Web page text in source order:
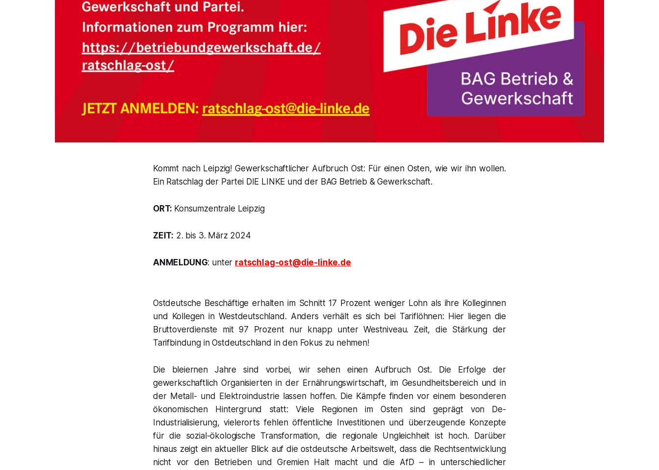
Kommt nach Leipzig! Gewerkschaftlicher Aufbruch Ost: Für einen Osten, wie wir ihn wollen.
Ein Ratschlag der Partei DIE LINKE und der BAG Betrieb & Gewerkschaft.
ORT: Konsumzentrale Leipzig
ZEIT: 2. bis 3. März 2024
ANMELDUNG: unter ratschlag-ost@die-linke.de
Ostdeutsche Beschäftige erhalten im Schnitt 17 Prozent weniger Lohn als ihre Kolleginnen
und Kollegen in Westdeutschland. Anders verhält es sich bei Tariflöhnen: Hier liegen die
Bruttoverdienste mit 97 Prozent nur knapp unter Westniveau. Zeit, die Stärkung der
Tarifbindung in Ostdeutschland in den Fokus zu nehmen!
Die bleiernen Jahre sind vorbei, wir sehen einen Aufbruch Ost. Die Erfolge der
gewerkschaftlich Organisierten in der Ernährungswirtschaft, im Gesundheitsbereich und in
der Metall- und Elektroindustrie lassen hoffen. Die Kämpfe finden vor einem besonderen
ökonomischen Hintergrund statt: Viele Regionen im Osten sind geprägt von De-
Industrialisierung, vielerorts fehlen öffentliche Investitionen und überzeugende Konzepte
für die sozial-ökologische Transformation, die regionale Ungleichheit ist hoch. Darüber
hinaus zeigt ein aktueller Blick auf die ostdeutsche Arbeitswelt, dass die Rechtsentwicklung
nicht vor den Betrieben und Gremien Halt macht und die AfD – in unterschiedlicher